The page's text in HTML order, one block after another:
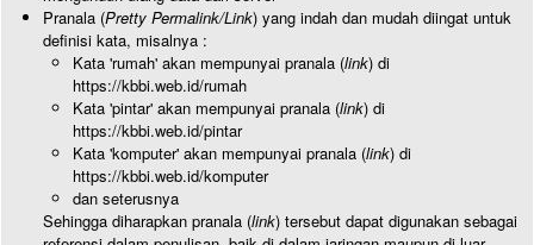
Pranala (Pretty Permalink/Link) yang indah dan mudah diingat untuk
definisi kata, misalnya :
Kata 'rumah' akan mempunyai pranala (link) di
https://kbbi.web.id/rumah
Kata 'pintar' akan mempunyai pranala (link) di
https://kbbi.web.id/pintar
Kata 'komputer' akan mempunyai pranala (link) di
https://kbbi.web.id/komputer
dan seterusnya
Sehingga diharapkan pranala (link) tersebut dapat digunakan sebagai